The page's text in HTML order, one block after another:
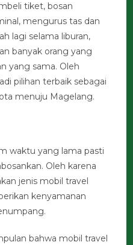
tiket, bosan
mengurus tas dan
lagi selama liburan,
banyak orang yang
yang sama. Oleh
pilihan terbaik sebagai
menuju Magelang.
waktu yang lama pasti
Oleh karena
jenis mobil travel
kenyamanan
bahwa mobil travel